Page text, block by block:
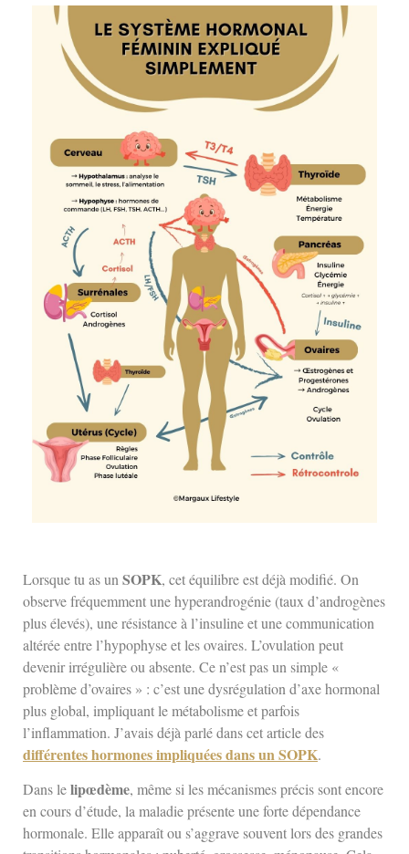
Lorsque tu as un SOPK, cet équilibre est déjà modifié. On
observe fréquemment une hyperandrogénie (taux d’androgènes
plus élevés), une résistance à l’insuline et une communication
altérée entre l’hypophyse et les ovaires. L’ovulation peut
devenir irrégulière ou absente. Ce n’est pas un simple «
problème d’ovaires » : c’est une dysrégulation d’axe hormonal
plus global, impliquant le métabolisme et parfois
l’inflammation. J’avais déjà parlé dans cet article des
différentes hormones impliquées dans un SOPK.
Dans lelipœdème, même si les mécanismes précis sont encore
en cours d’étude, la maladie présente une forte dépendance
hormonale. Elle apparaît ou s’aggrave souvent lors des grandes